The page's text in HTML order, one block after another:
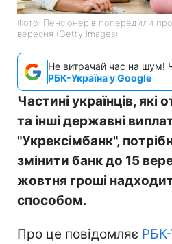
Фото: Пенсіонерів попередили
вересня (Getty Images)
Не витрачай час на шум!
РБК-Україна у Google
Частині українців, які
та інші державні
"Укрексімбанк",
змінити банк до 15
жовтня гроші
способом.
Про це повідомляє РБК-